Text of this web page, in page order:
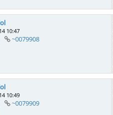
10:47
~0079908
10:49
~0079909